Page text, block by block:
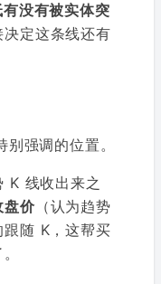
没有被实体突
决定这条线还有
强调的位置。
K 线收出来之
盘价（认为趋势
随 K，这帮买